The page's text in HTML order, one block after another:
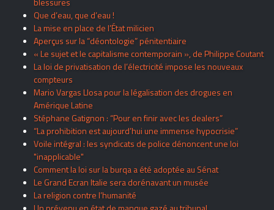
Que d’eau, que d’eau !
La mise en place de l’État milicien
Aperçus sur la “déontologie” pénitentiaire
« Le sujet et le capitalisme contemporain », de Philippe Coutant
La loi de privatisation de l’électricité impose les nouveaux
compteurs
Mario Vargas Llosa pour la légalisation des drogues en
Amérique Latine
Stéphane Gatignon : “Pour en finir avec les dealers”
“La prohibition est aujourd’hui une immense hypocrisie”
Voile intégral : les syndicats de police dénoncent une loi
"inapplicable"
Comment la loi sur la burqa a été adoptée au Sénat
Le Grand Ecran Italie sera dorénavant un musée
La religion contre l’humanité